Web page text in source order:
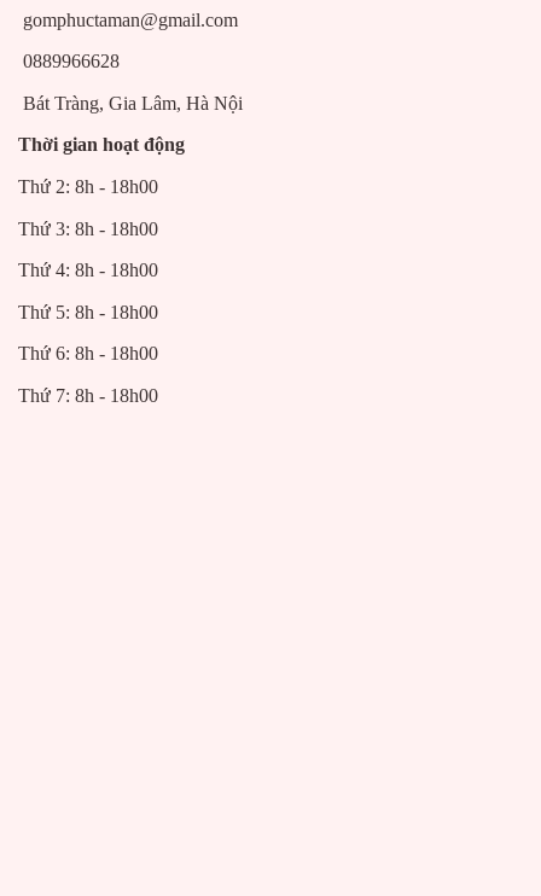
gomphuctaman@gmail.com
0889966628
Bát Tràng, Gia Lâm, Hà Nội
Thời gian hoạt động
Thứ 2: 8h - 18h00
Thứ 3: 8h - 18h00
Thứ 4: 8h - 18h00
Thứ 5: 8h - 18h00
Thứ 6: 8h - 18h00
Thứ 7: 8h - 18h00